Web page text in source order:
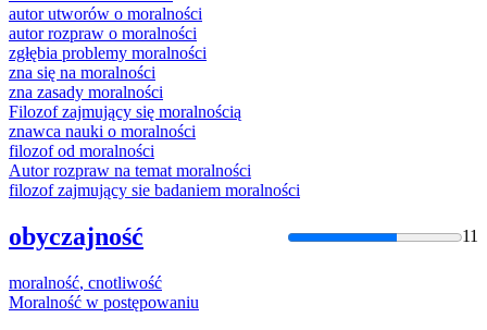
autor utworów o moralności
autor rozpraw o moralności
zgłębia problemy moralności
zna się na moralności
zna zasady moralności
Filozof zajmujący się moralnością
znawca nauki o moralności
filozof od moralności
Autor rozpraw na temat moralności
filozof zajmujący sie badaniem moralności
obyczajność 11
moralność, cnotliwość
Moralność w postępowaniu